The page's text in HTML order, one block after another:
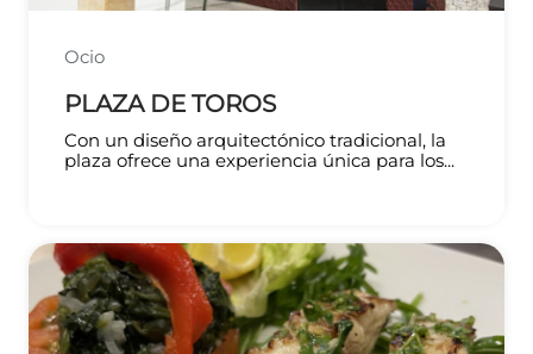
Ocio
PLAZA DE TOROS
Con un diseño arquitectónico tradicional, la
plaza ofrece una experiencia única para los...